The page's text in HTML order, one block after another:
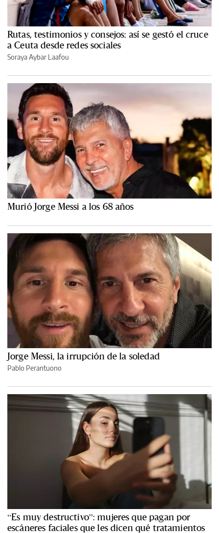
Rutas, testimonios y consejos: así se gestó el cruce
a Ceuta desde redes sociales
Soraya Aybar Laafou
Murió Jorge Messi a los 68 años
Jorge Messi, la irrupción de la soledad
Pablo Perantuono
“Es muy destructivo”: mujeres que pagan por
escáneres faciales que les dicen qué tratamientos